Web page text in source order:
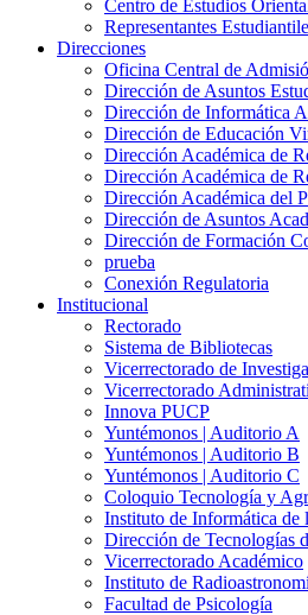
Centro de Estudios
Representantes
Direcciones
Oficina Central de
Dirección de Asuntos
Dirección de Informática
Dirección de Educación
Dirección Académica de
Dirección Académica de
Dirección Académica del
Dirección de Asuntos
Dirección de Formación
prueba
Conexión Regulatoria
Institucional
Rectorado
Sistema de Bibliotecas
Vicerrectorado de
Vicerrectorado
Innova PUCP
Yuntémonos | Auditorio A
Yuntémonos | Auditorio B
Yuntémonos | Auditorio C
Coloquio Tecnología y
Instituto de Informática de
Dirección de Tecnologías
Vicerrectorado Académico
Instituto de
Facultad de Psicología